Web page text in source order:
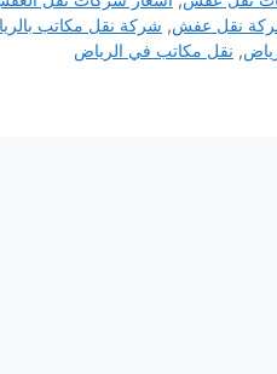
نقل عفش, شركة نقل مكاتب
, نقل مكاتب في الرياض